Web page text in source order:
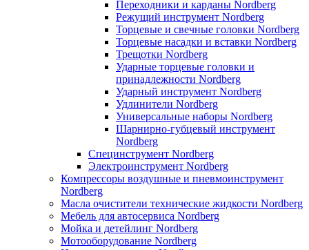
Переходники и карданы Nordberg
Режущий инструмент Nordberg
Торцевые и свечные головки Nordberg
Торцевые насадки и вставки Nordberg
Трещотки Nordberg
Ударные торцевые головки и
принадлежности Nordberg
Ударный инструмент Nordberg
Удлинители Nordberg
Универсальные наборы Nordberg
Шарнирно-губцевый инструмент
Nordberg
Специнструмент Nordberg
Электроинструмент Nordberg
Компрессоры воздушные и пневмоинструмент
Nordberg
Масла очистители технические жидкости Nordberg
Мебель для автосервиса Nordberg
Мойка и детейлинг Nordberg
Мотооборудование Nordberg